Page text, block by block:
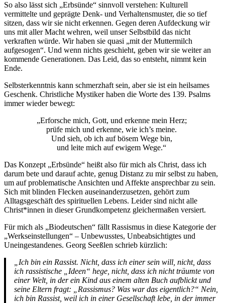
So also lässt sich „Erbsünde“ sinnvoll verstehen: Kulturell
vermittelte und geprägte Denk- und Verhaltensmuster, die so tief
sitzen, dass wir sie nicht erkennen. Gegen deren Aufdeckung wir
uns mit aller Macht wehren, weil unser Selbstbild das nicht
verkraften würde. Wir haben sie quasi „mit der Muttermilch
aufgesogen“. Und wenn nichts geschieht, geben wir sie weiter an
kommende Generationen. Das Leid, das so entsteht, nimmt kein
Ende.
Selbsterkenntnis kann schmerzhaft sein, aber sie ist ein heilsames
Geschenk. Christliche Mystiker haben die Worte des 139. Psalms
immer wieder bewegt:
„Erforsche mich, Gott, und erkenne mein Herz;
prüfe mich und erkenne, wie ich’s meine.
Und sieh, ob ich auf bösem Wege bin,
und leite mich auf ewigem Wege.“
Das Konzept „Erbsünde“ heißt also für mich als Christ, dass ich
darum bete und darauf achte, genug Distanz zu mir selbst zu haben,
um auf problematische Ansichten und Affekte ansprechbar zu sein.
Sich mit blinden Flecken auseinanderzusetzen, gehört zum
Alltagsgeschäft des spirituellen Lebens. Leider sind nicht alle
Christ*innen in dieser Grundkompetenz gleichermaßen versiert.
Für mich als „Biodeutschen“ fällt Rassismus in diese Kategorie der
„Werkseinstellungen“ – Unbewusstes, Unbeabsichtigtes und
Uneingestandenes. Georg Seeßlen schrieb kürzlich:
„Ich bin ein Rassist. Nicht, dass ich einer sein will, nicht, dass
ich rassistische „Ideen“ hege, nicht, dass ich nicht träumte von
einer Welt, in der ein Kind aus einem alten Buch aufblickt und
seine Eltern fragt: „Rassismus? Was war das eigentlich?“ Nein,
ich bin Rassist, weil ich in einer Gesellschaft lebe, in der immer